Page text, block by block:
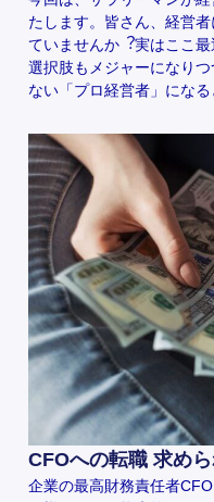
たします。皆さん、経営
ていませんか︖実はここ
選択肢もメジャーになり
ない「プロ経営者」にな
CFOへの転職 求め
企業の最高財務責任者